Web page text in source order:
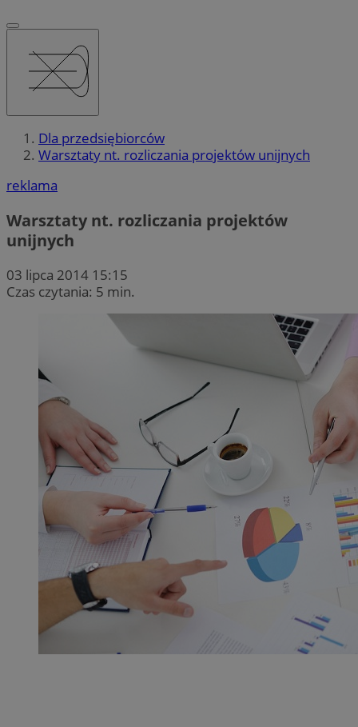
Dla przedsiębiorców
Warsztaty nt. rozliczania projektów unijnych
reklama
Warsztaty nt. rozliczania projektów
unijnych
03 lipca 2014 15:15
Czas czytania: 5 min.